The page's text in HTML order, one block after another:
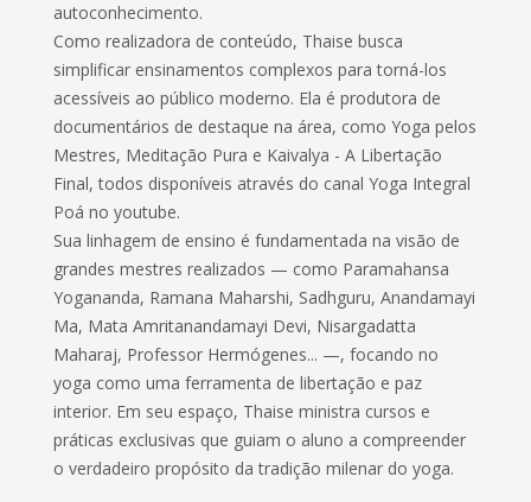
autoconhecimento.
Como realizadora de conteúdo, Thaise busca
simplificar ensinamentos complexos para torná-los
acessíveis ao público moderno. Ela é produtora de
documentários de destaque na área, como Yoga pelos
Mestres, Meditação Pura e Kaivalya - A Libertação
Final, todos disponíveis através do canal Yoga Integral
Poá no youtube.
Sua linhagem de ensino é fundamentada na visão de
grandes mestres realizados — como Paramahansa
Yogananda, Ramana Maharshi, Sadhguru, Anandamayi
Ma, Mata Amritanandamayi Devi, Nisargadatta
Maharaj, Professor Hermógenes... —, focando no
yoga como uma ferramenta de libertação e paz
interior. Em seu espaço, Thaise ministra cursos e
práticas exclusivas que guiam o aluno a compreender
o verdadeiro propósito da tradição milenar do yoga.